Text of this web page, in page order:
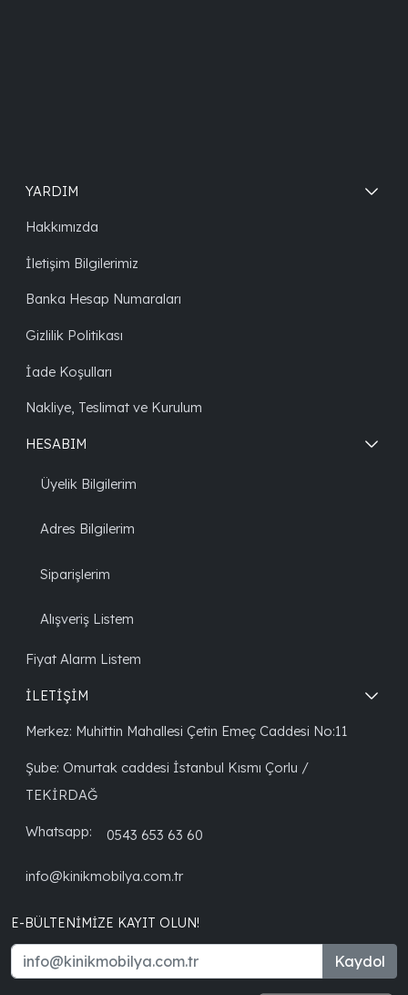
YARDIM
Hakkımızda
İletişim Bilgilerimiz
Banka Hesap Numaraları
Gizlilik Politikası
İade Koşulları
Nakliye, Teslimat ve Kurulum
HESABIM
Üyelik Bilgilerim
Adres Bilgilerim
Siparişlerim
Alışveriş Listem
Fiyat Alarm Listem
İLETİŞİM
Merkez: Muhittin Mahallesi Çetin Emeç Caddesi No:11
Şube: Omurtak caddesi İstanbul Kısmı Çorlu /
TEKİRDAĞ
Whatsapp: 0543 653 63 60
info@kinikmobilya.com.tr
E-BÜLTENIMIZE KAYIT OLUN!
Kaydol